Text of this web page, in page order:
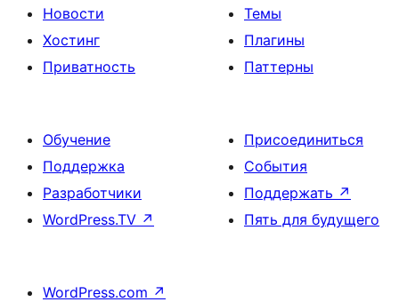
Новости
Хостинг
Приватность
Темы
Плагины
Паттерны
Обучение
Поддержка
Разработчики
WordPress.TV ↗
Присоединиться
События
Поддержать ↗
Пять для будущего
WordPress.com ↗